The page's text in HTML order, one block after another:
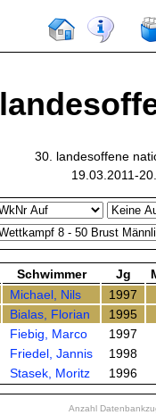
30. landesoffene
19.03.2011-
Schwimmer Jg
Michael, Nils
1997
Bialas, Florian
1995
Fiebig, Marco
1997
Friedel, Jannis
1998
Stasek, Moritz 1996
Anzahl